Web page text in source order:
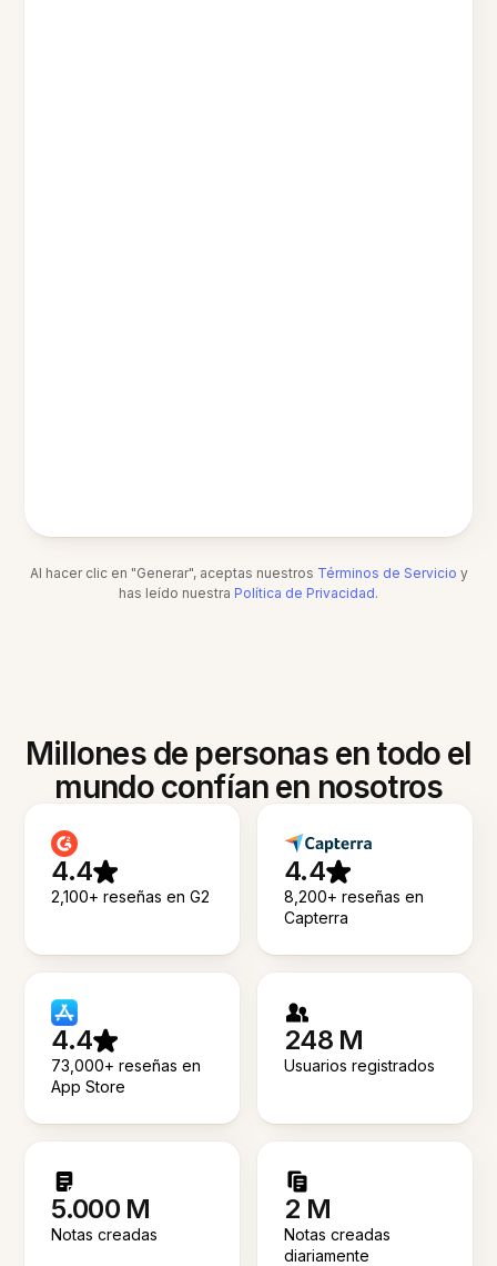
Al hacer clic en "Generar", aceptas nuestros Términos de Servicio y
has leído nuestra Política de Privacidad.
Millones de personas en todo el
mundo confían en nosotros
4.4
2,100+ reseñas en G2
4.4
8,200+ reseñas en
Capterra
4.4
73,000+ reseñas en
App Store
248 M
Usuarios registrados
5.000 M
Notas creadas
2 M
Notas creadas
diariamente